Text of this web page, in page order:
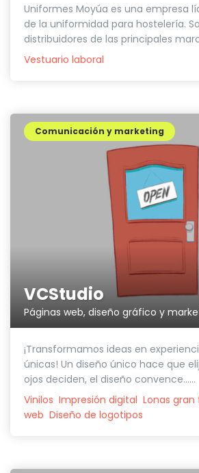
Uniformes Moyúa es una empresa
de la uniformidad para hostelería.
distribuidores de las principales
Vestuario laboral
VCStudio
Páginas web, diseño gráfico y
Comunicación y marketing
¡Transformamos ideas en
únicas! Un diseño único hace que
ojos deciden, el diseño convence......
Vinilos Impresión digital Lonas
web Diseño de logotipos